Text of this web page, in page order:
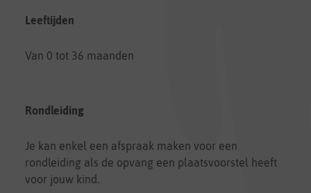
Leeftijden
Van 0 tot 36 maanden
Rondleiding
Je kan enkel een afspraak maken voor een
rondleiding als de opvang een plaatsvoorstel heeft
voor jouw kind.